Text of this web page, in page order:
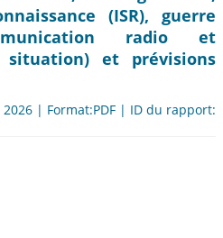
(ISR), guerre
radio et
situation) et prévisions
| Format:PDF | ID du rapport: